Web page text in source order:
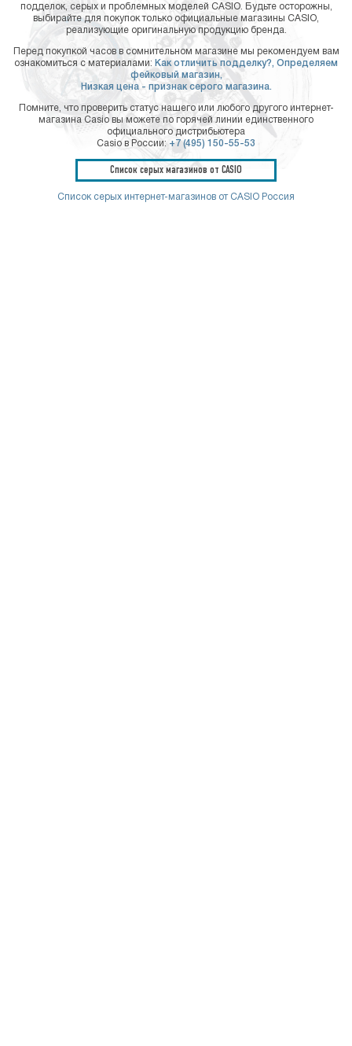
подделок, серых и проблемных моделей CASIO. Будьте осторожны,
выбирайте для покупок только официальные магазины CASIO,
реализующие оригинальную продукцию бренда.
Перед покупкой часов в сомнительном магазине мы рекомендуем вам
ознакомиться с материалами: Как отличить подделку?, Определяем
фейковый магазин,
Низкая цена - признак серого магазина.
Помните, что проверить статус нашего или любого другого интернет-
магазина Casio вы можете по горячей линии единственного
официального дистрибьютера
Casio в России: +7 (495) 150-55-53
Список серых магазинов от CASIO
Список серых интернет-магазинов от CASIO Россия